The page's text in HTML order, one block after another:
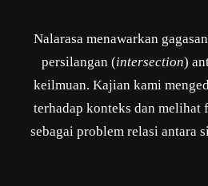
Nalarasa menawarkan
persilangan (intersection)
keilmuan. Kajian kami
terhadap konteks dan melihat
sebagai problem relasi antara